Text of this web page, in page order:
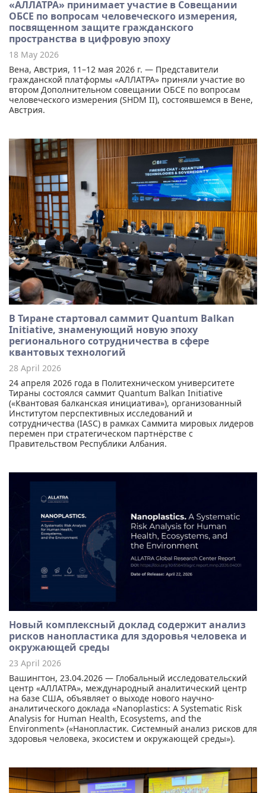
«АЛЛАТРА» принимает участие в Совещании
ОБСЕ по вопросам человеческого измерения,
посвященном защите гражданского
пространства в цифровую эпоху
18 May 2026
Вена, Австрия, 11–12 мая 2026 г. — Представители
гражданской платформы «АЛЛАТРА» приняли участие во
втором Дополнительном совещании ОБСЕ по вопросам
человеческого измерения (SHDM II), состоявшемся в Вене,
Австрия.
В Тиране стартовал саммит Quantum Balkan
Initiative, знаменующий новую эпоху
регионального сотрудничества в сфере
квантовых технологий
28 April 2026
24 апреля 2026 года в Политехническом университете
Тираны состоялся саммит Quantum Balkan Initiative
(«Квантовая балканская инициатива»), организованный
Институтом перспективных исследований и
сотрудничества (IASC) в рамках Саммита мировых лидеров
перемен при стратегическом партнёрстве с
Правительством Республики Албания.
Новый комплексный доклад содержит анализ
рисков нанопластика для здоровья человека и
окружающей среды
23 April 2026
Вашингтон, 23.04.2026 — Глобальный исследовательский
центр «АЛЛАТРА», международный аналитический центр
на базе США, объявляет о выходе нового научно-
аналитического доклада «Nanoplastics: A Systematic Risk
Analysis for Human Health, Ecosystems, and the
Environment» («Нанопластик. Системный анализ рисков для
здоровья человека, экосистем и окружающей среды»).